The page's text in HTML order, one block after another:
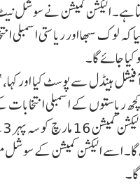
ہے۔ الیکشن کمیشن نے سوشل
لوک سبھا اور ریاستی اسمبلی
کیا جائے گا۔
ہینڈل سے پوسٹ کیا اور
2024 اور کچھ ریاستوں کے اسمبلی
اسے الیکشن کمیشن کے سوشل